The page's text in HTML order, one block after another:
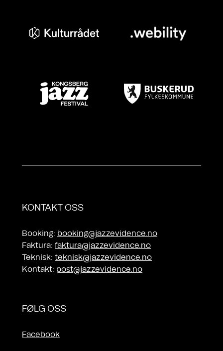
KONTAKT OSS
Booking: booking@jazzevidence.no
Faktura: faktura@jazzevidence.no
Teknisk: teknisk@jazzevidence.no
Kontakt: post@jazzevidence.no
FØLG OSS
Facebook